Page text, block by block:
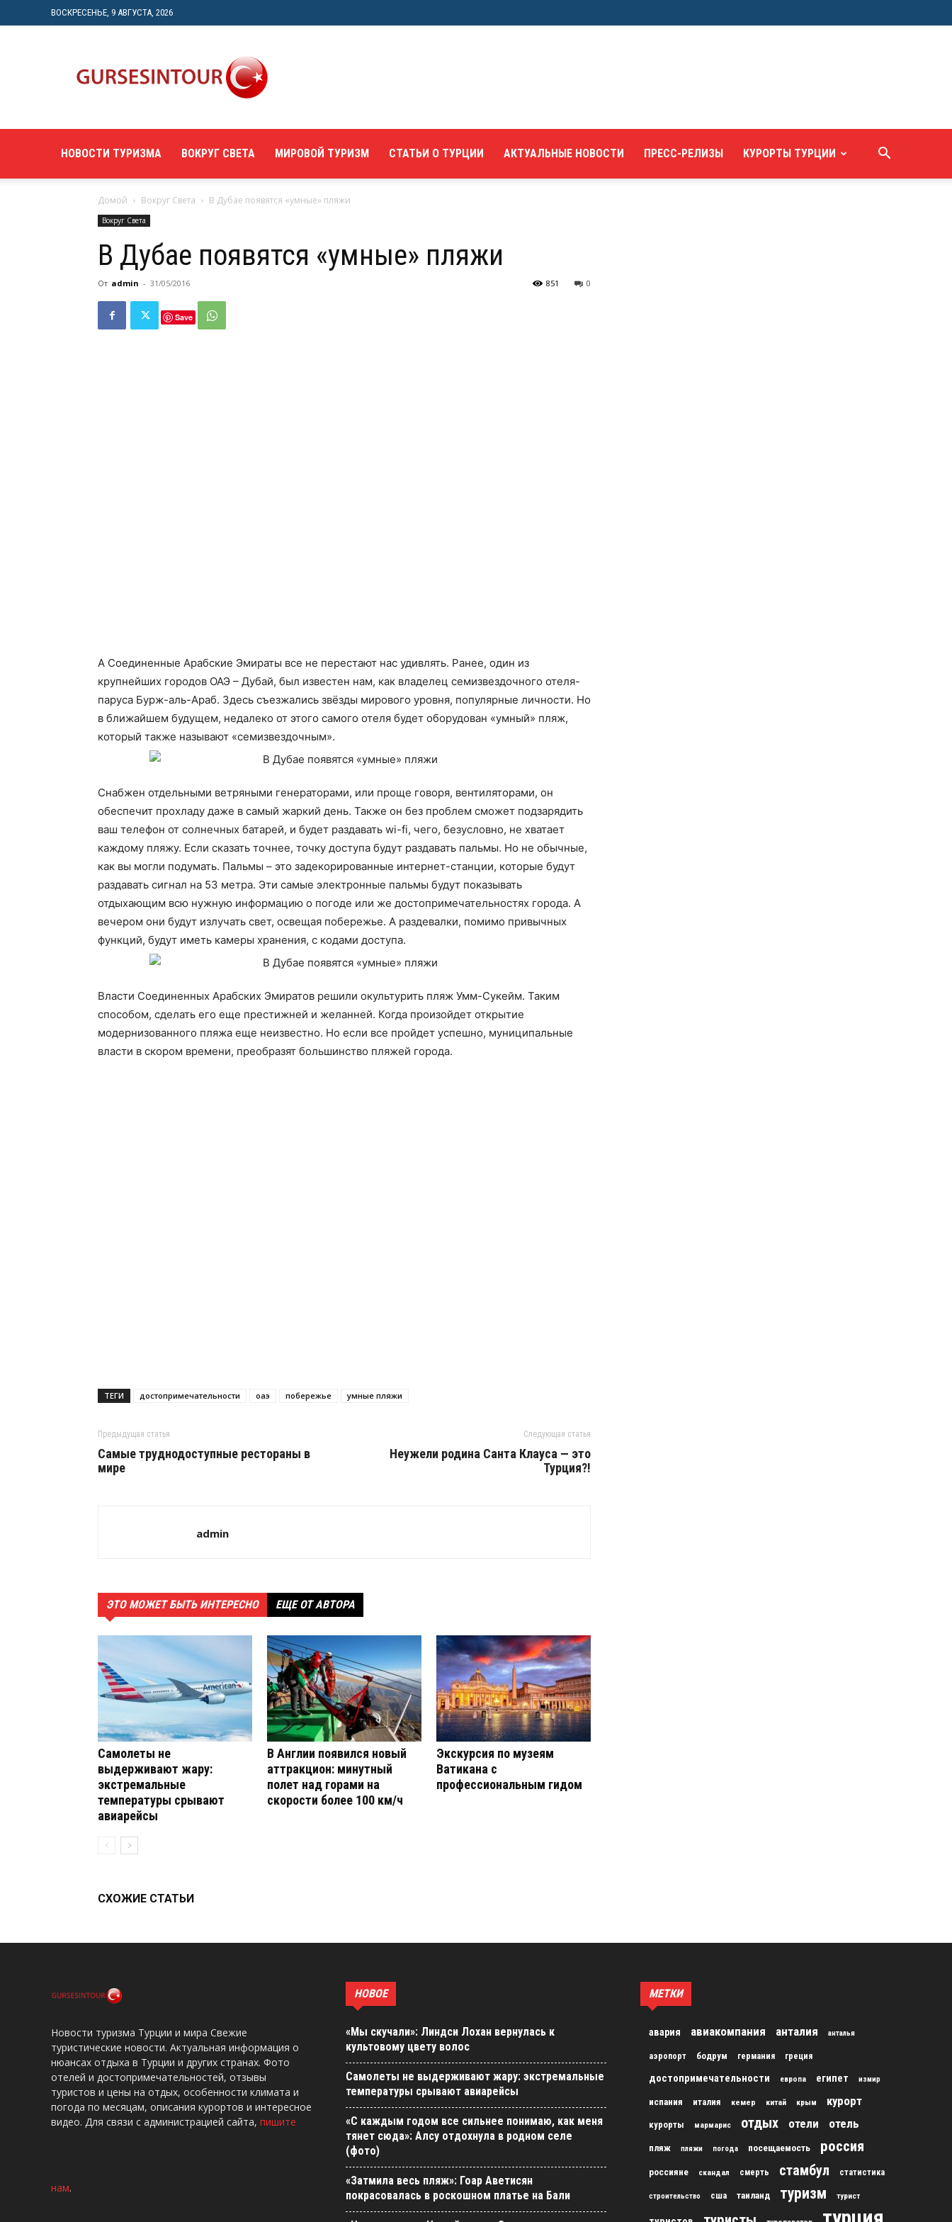
ВОСКРЕСЕНЬЕ, 9 АВГУСТА, 2026
—
познавательный
туристический
НОВОСТИ ТУРИЗМА ВОКРУГ СВЕТА МИРОВОЙ ТУРИЗМ СТАТЬИ О ТУРЦИИ АКТУАЛЬНЫЕ НОВОСТИ ПРЕСС-РЕЛИЗЫ КУРОРТЫ ТУРЦИИ
Домой Вокруг Света В Дубае появятся «умные» пляжи
Вокруг Света
В Дубае появятся «умные» пляжи
От admin - 31/05/2016 0
851
Save
А Соединенные Арабские Эмираты все не перестают нас удивлять. Ранее, один из
крупнейших городов ОАЭ – Дубай, был известен нам, как владелец семизвездочного отеля-
паруса Бурж-аль-Араб. Здесь съезжались звёзды мирового уровня, популярные личности. Но
в ближайшем будущем, недалеко от этого самого отеля будет оборудован «умный» пляж,
который также называют «семизвездочным».
Снабжен отдельными ветряными генераторами, или проще говоря, вентиляторами, он
обеспечит прохладу даже в самый жаркий день. Также он без проблем сможет подзарядить
ваш телефон от солнечных батарей, и будет раздавать wi-fi, чего, безусловно, не хватает
каждому пляжу. Если сказать точнее, точку доступа будут раздавать пальмы. Но не обычные,
как вы могли подумать. Пальмы – это задекорированные интернет-станции, которые будут
раздавать сигнал на 53 метра. Эти самые электронные пальмы будут показывать
отдыхающим всю нужную информацию о погоде или же достопримечательностях города. А
вечером они будут излучать свет, освещая побережье. А раздевалки, помимо привычных
функций, будут иметь камеры хранения, с кодами доступа.
Власти Соединенных Арабских Эмиратов решили окультурить пляж Умм-Сукейм. Таким
способом, сделать его еще престижней и желанней. Когда произойдет открытие
модернизованного пляжа еще неизвестно. Но если все пройдет успешно, муниципальные
власти в скором времени, преобразят большинство пляжей города.
ТЕГИ достопримечательности оаэ побережье умные пляжи
Предыдущая статья
Самые труднодоступные рестораны в
мире
Следующая статья
Неужели родина Санта Клауса — это
Турция?!
admin
ЭТО МОЖЕТ БЫТЬ ИНТЕРЕСНО ЕЩЕ ОТ АВТОРА
Самолеты не
выдерживают жару:
экстремальные
температуры срывают
авиарейсы
В Англии появился новый
аттракцион: минутный
полет над горами на
скорости более 100 км/ч
Экскурсия по музеям
Ватикана с
профессиональным гидом
СХОЖИЕ СТАТЬИ
Новости туризма Турции и мира Свежие
туристические новости. Актуальная информация о
нюансах отдыха в Турции и других странах. Фото
отелей и достопримечательностей, отзывы
туристов и цены на отдых, особенности климата и
погода по месяцам, описания курортов и интересное
видео. Для связи с администрацией сайта, пишите
нам.
НОВОЕ
«Мы скучали»: Линдси Лохан вернулась к
культовому цвету волос
Самолеты не выдерживают жару: экстремальные
температуры срывают авиарейсы
«С каждым годом все сильнее понимаю, как меня
тянет сюда»: Алсу отдохнула в родном селе
(фото)
«Затмила весь пляж»: Гоар Аветисян
покрасовалась в роскошном платье на Бали
МЕТКИ
авария авиакомпания анталия анталья
аэропорт бодрум германия греция
достопримечательности европа египет измир
испания италия кемер китай крым курорт
курорты мармарис отдых отели отель
пляж пляжи погода посещаемость россия
россияне скандал смерть стамбул статистика
строительство сша таиланд туризм турист